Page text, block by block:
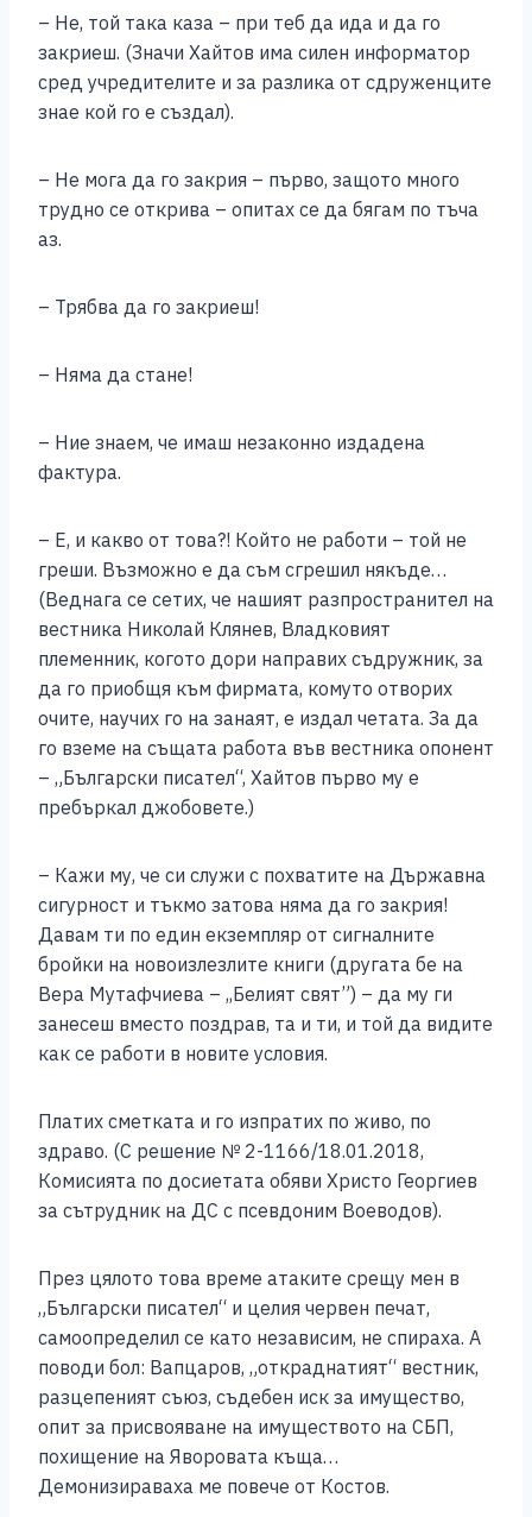
– Не, той така каза – при теб да ида и да го
закриеш. (Значи Хайтов има силен информатор
сред учредителите и за разлика от сдруженците
знае кой го е създал).
– Не мога да го закрия – първо, защото много
трудно се открива – опитах се да бягам по тъча
аз.
– Трябва да го закриеш!
– Няма да стане!
– Ние знаем, че имаш незаконно издадена
фактура.
– Е, и какво от това?! Който не работи – той не
греши. Възможно е да съм сгрешил някъде…
(Веднага се сетих, че нашият разпространител на
вестника Николай Клянев, Владковият
племенник, когото дори направих съдружник, за
да го приобщя към фирмата, комуто отворих
очите, научих го на занаят, е издал четата. За да
го вземе на същата работа във вестника опонент
– „Български писател“, Хайтов първо му е
пребъркал джобовете.)
– Кажи му, че си служи с похватите на Държавна
сигурност и тъкмо затова няма да го закрия!
Давам ти по един екземпляр от сигналните
бройки на новоизлезлите книги (другата бе на
Вера Мутафчиева – ,,Белият свят”) – да му ги
занесеш вместо поздрав, та и ти, и той да видите
как се работи в новите условия.
Платих сметката и го изпратих по живо, по
здраво. (С решение № 2-1166/18.01.2018,
Комисията по досиетата обяви Христо Георгиев
за сътрудник на ДС с псевдоним Воеводов).
През цялото това време атаките срещу мен в
„Български писател“ и целия червен печат,
самоопределил се като независим, не спираха. А
поводи бол: Вапцаров, „откраднатият“ вестник,
разцепеният съюз, съдебен иск за имущество,
опит за присвояване на имуществото на СБП,
похищение на Яворовата къща…
Демонизираваха ме повече от Костов.